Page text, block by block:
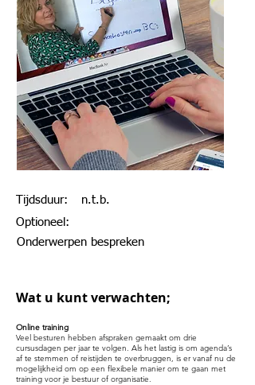
Tijdsduur:
n.t.b.
Optioneel:
Onderwerpen bespreken
Wat u kunt verwachten;
Online training
Veel besturen hebben afspraken gemaakt om drie
cursusdagen per jaar te volgen. Als het lastig is om agenda’s
af te stemmen of reistijden te overbruggen, is er vanaf nu de
mogelijkheid om op een flexibele manier om te gaan met
training voor je bestuur of organisatie.